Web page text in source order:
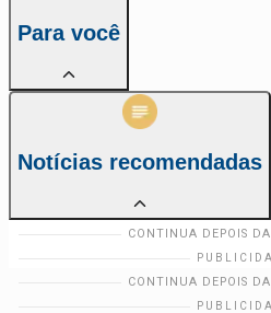
Para você
Notícias recomendadas